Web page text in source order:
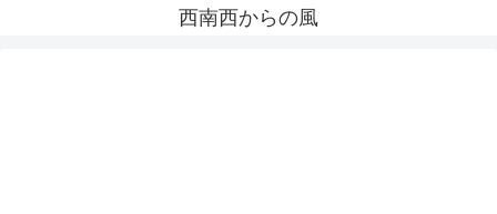
西南西からの風